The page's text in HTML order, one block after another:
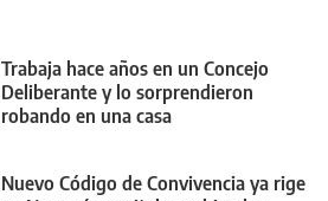
Trabaja hace años en un Concejo
Deliberante y lo sorprendieron
robando en una casa
Nuevo Código de Convivencia ya rige